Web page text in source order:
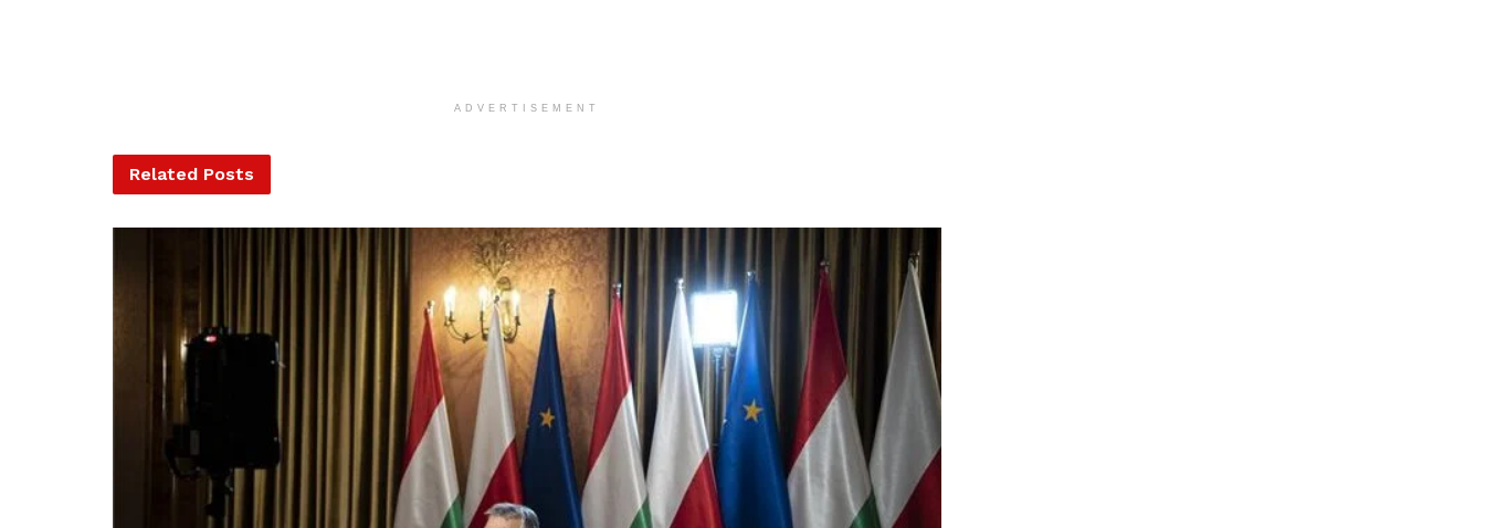
ADVERTISEMENT
Related Posts